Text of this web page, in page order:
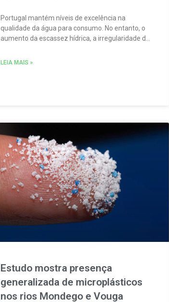
Portugal mantém níveis de excelência na
qualidade da água para consumo. No entanto, o
aumento da escassez hídrica, a irregularidade da
obrigam o país a preparar-se para um futuro mais
LEIA MAIS »
Estudo mostra presença
generalizada de microplásticos
nos rios Mondego e Vouga